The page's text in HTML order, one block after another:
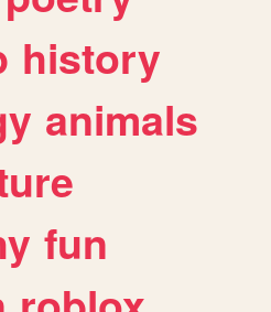
history
animals
fun